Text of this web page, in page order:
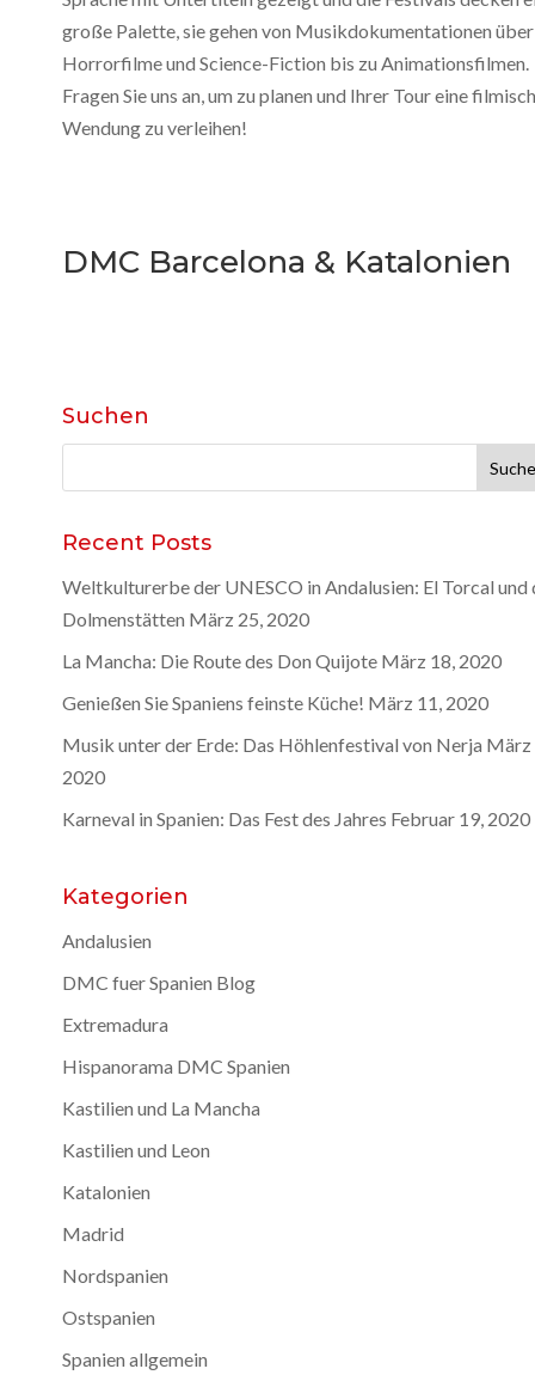
große Palette, sie gehen von Musikdokumentationen über
Horrorfilme und Science-Fiction bis zu Animationsfilmen.
Fragen Sie uns an, um zu planen und Ihrer Tour eine
Wendung zu verleihen!
DMC Barcelona & Katalonien
Suchen
nach:
Recent Posts
Weltkulturerbe der UNESCO in Andalusien: El Torcal und
Dolmenstätten März 25, 2020
La Mancha: Die Route des Don Quijote März 18, 2020
Genießen Sie Spaniens feinste Küche! März 11, 2020
Musik unter der Erde: Das Höhlenfestival von Nerja März
2020
Karneval in Spanien: Das Fest des Jahres Februar 19, 2020
Kategorien
Andalusien
DMC fuer Spanien Blog
Extremadura
Hispanorama DMC Spanien
Kastilien und La Mancha
Kastilien und Leon
Katalonien
Madrid
Nordspanien
Ostspanien
Spanien allgemein